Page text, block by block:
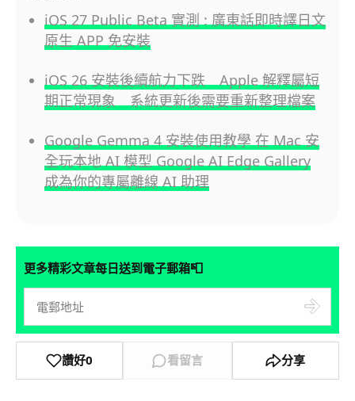
iOS 27 Public Beta 實測 : 廣東話即時譯日文
原生 APP 免安裝
iOS 26 安裝後續航力下跌 Apple 解釋屬短
期正常現象 系統更新後需要重新整理檔案
Google Gemma 4 安裝使用教學 在 Mac 安
全玩本地 AI 模型 Google AI Edge Gallery
成為你的專屬離線 AI 助理
更多精彩文章每日送到電子郵箱📮
讚好0 看留言 分享